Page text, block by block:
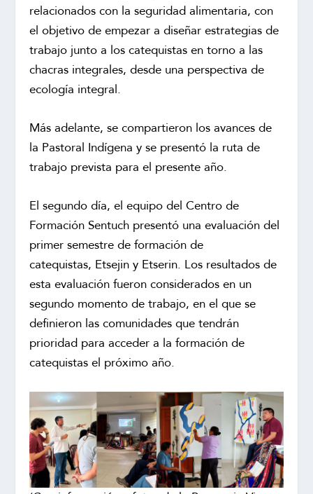
relacionados con la seguridad alimentaria, con
el objetivo de empezar a diseñar estrategias de
trabajo junto a los catequistas en torno a las
chacras integrales, desde una perspectiva de
ecología integral.
Más adelante, se compartieron los avances de
la Pastoral Indígena y se presentó la ruta de
trabajo prevista para el presente año.
El segundo día, el equipo del Centro de
Formación Sentuch presentó una evaluación del
primer semestre de formación de
catequistas, Etsejin y Etserin. Los resultados de
esta evaluación fueron considerados en un
segundo momento de trabajo, en el que se
definieron las comunidades que tendrán
prioridad para acceder a la formación de
catequistas el próximo año.